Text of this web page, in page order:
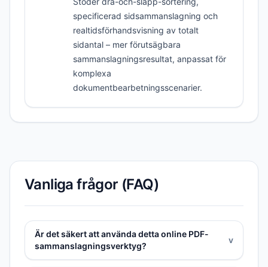
specificerad sidsammanslagning och
realtidsförhandsvisning av totalt
sidantal – mer förutsägbara
sammanslagningsresultat, anpassat för
komplexa
dokumentbearbetningsscenarier.
Vanliga frågor (FAQ)
Är det säkert att använda detta online PDF-
sammanslagningsverktyg?
v